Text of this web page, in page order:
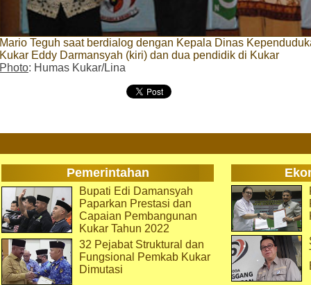
Mario Teguh saat berdialog dengan Kepala Dinas
Kukar Eddy Darmansyah (kiri) dan dua pendidik di Kukar
Photo: Humas Kukar/Lina
Pemerintahan
Bupati Edi Damansyah
Paparkan Prestasi dan
Capaian Pembangunan
Kukar Tahun 2022
32 Pejabat Struktural dan
Fungsional Pemkab Kukar
Dimutasi